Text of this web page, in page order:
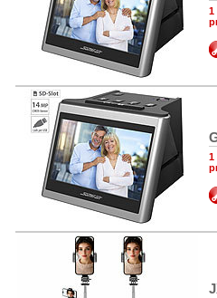
1
1